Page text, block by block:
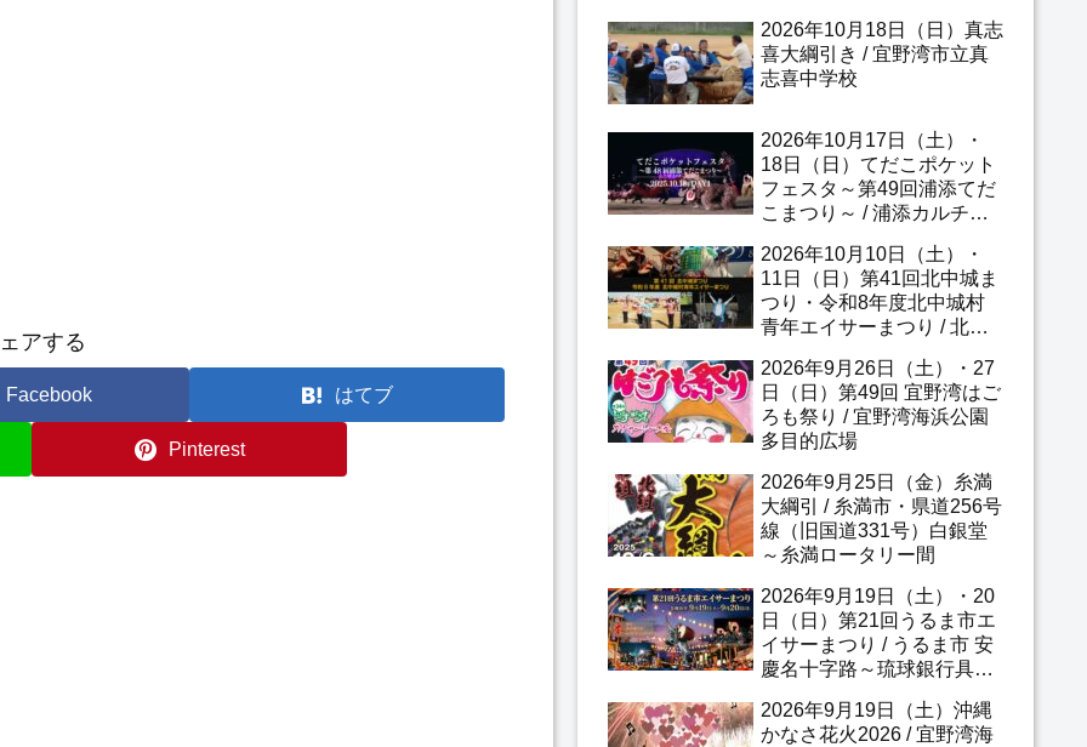
アする
Facebook はてブ
Pinterest
2026年10月18日（日）真志
喜大綱引き / 宜野湾市立真
志喜中学校
2026年10月17日（土）・
18日（日）てだこポケット
フェスタ～第49回浦添てだ
こまつり～ / 浦添カルチャ
2026年10月10日（土）・
11日（日）第41回北中城ま
つり・令和8年度北中城村
青年エイサーまつり / 北中
2026年9月26日（土）・27
日（日）第49回 宜野湾はご
ろも祭り / 宜野湾海浜公園
多目的広場
2026年9月25日（金）糸満
大綱引 / 糸満市・県道256号
線（旧国道331号）白銀堂
～糸満ロータリー間
2026年9月19日（土）・20
日（日）第21回うるま市エ
イサーまつり / うるま市 安
慶名十字路～琉球銀行具志
2026年9月19日（土）沖縄
かなさ花火2026 / 宜野湾海